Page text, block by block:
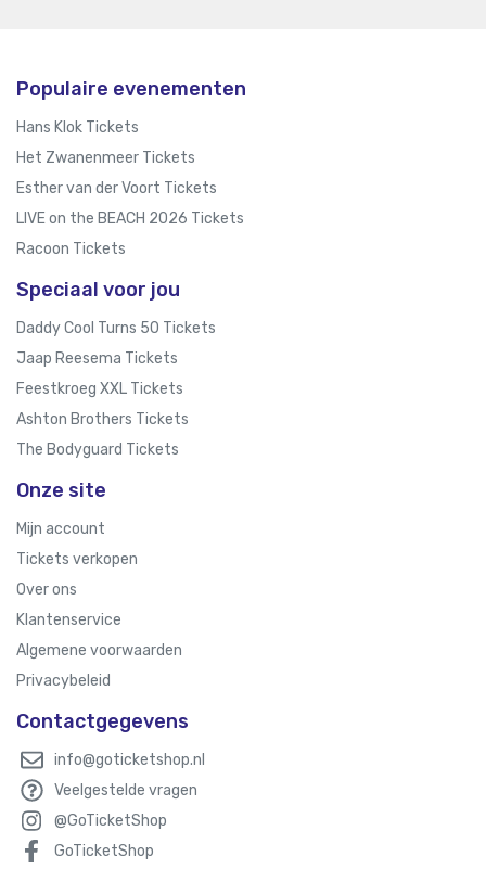
Populaire evenementen
Hans Klok Tickets
Het Zwanenmeer Tickets
Esther van der Voort Tickets
LIVE on the BEACH 2026 Tickets
Racoon Tickets
Speciaal voor jou
Daddy Cool Turns 50 Tickets
Jaap Reesema Tickets
Feestkroeg XXL Tickets
Ashton Brothers Tickets
The Bodyguard Tickets
Onze site
Mijn account
Tickets verkopen
Over ons
Klantenservice
Algemene voorwaarden
Privacybeleid
Contactgegevens
info@goticketshop.nl
Veelgestelde vragen
@GoTicketShop
GoTicketShop